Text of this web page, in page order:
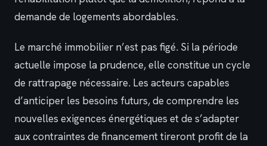
demande de logements abordables.
Le marché immobilier n’est pas figé. Si la période
actuelle impose la prudence, elle constitue un cycle
de rattrapage nécessaire. Les acteurs capables
d’anticiper les besoins futurs, de comprendre les
nouvelles exigences énergétiques et de s’adapter
aux contraintes de financement tireront profit de la